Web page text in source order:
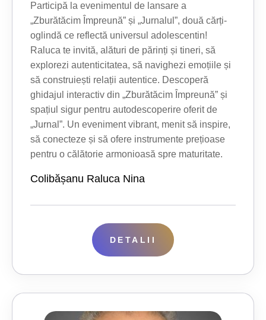
Participă la evenimentul de lansare a
„Zburătăcim Împreună” și „Jurnalul”, două cărți-
oglindă ce reflectă universul adolescentin!
Raluca te invită, alături de părinți și tineri, să
explorezi autenticitatea, să navighezi emoțiile și
să construiești relații autentice. Descoperă
ghidajul interactiv din „Zburătăcim Împreună” și
spațiul sigur pentru autodescoperire oferit de
„Jurnal”. Un eveniment vibrant, menit să inspire,
să conecteze și să ofere instrumente prețioase
pentru o călătorie armonioasă spre maturitate.
Colibășanu Raluca Nina
DETALII